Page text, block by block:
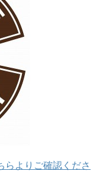
らよりご確認くださ